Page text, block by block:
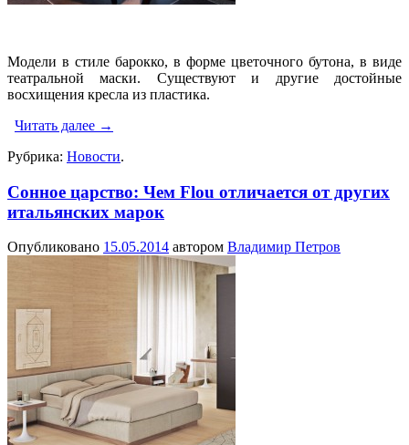
Модели в стиле барокко, в форме цветочного бутона, в виде
театральной маски. Существуют и другие достойные
восхищения кресла из пластика.
Читать далее →
Рубрика: Новости.
Сонное царствo: Чем Flou отличается от других
итальянских марок
Опубликовано 15.05.2014 автором Владимир Петров